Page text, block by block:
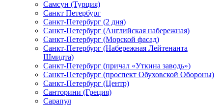
Самсун (Турция)
Санкт Петербург
Санкт-Петербург (2 дня)
Санкт-Петербург (Английская набережная)
Санкт-Петербург (Морской фасад)
Санкт-Петербург (Набережная Лейтенанта
Шмидта)
Санкт-Петербург (причал «Уткина заводь»)
Санкт-Петербург (проспект Обуховской Обороны)
Санкт-Петербург (Центр)
Санторини (Греция)
Сарапул